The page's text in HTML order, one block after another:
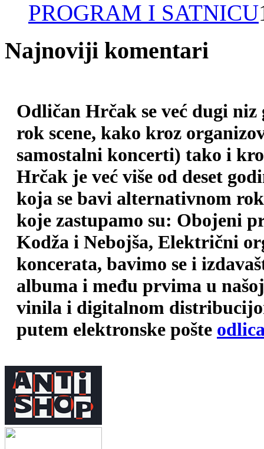
PROGRAM I SATNICU
Najnoviji komentari
Odličan Hrčak se već dugi
rok scene, kako kroz
samostalni koncerti) tako i
Hrčak je već više od deset
koja se bavi alternativnom
koje zastupamo su: Obojeni
Kodža i Nebojša, Električni
koncerata, bavimo se i
albuma i među prvima u
vinila i digitalnom
putem elektronske pošte